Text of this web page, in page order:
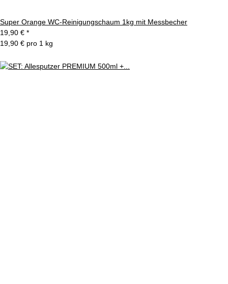
Super Orange WC-Reinigungschaum 1kg mit Messbecher
19,90 € *
19,90 € pro 1 kg